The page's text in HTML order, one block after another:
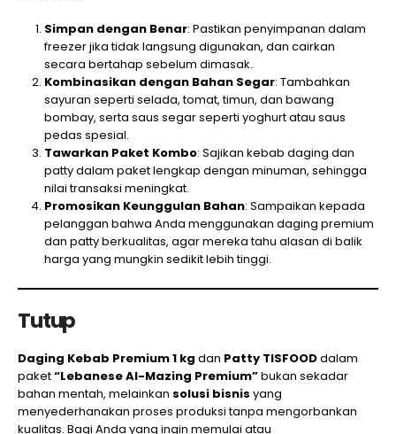
Simpan dengan Benar: Pastikan penyimpanan dalam
freezer jika tidak langsung digunakan, dan cairkan
secara bertahap sebelum dimasak.
Kombinasikan dengan Bahan Segar: Tambahkan
sayuran seperti selada, tomat, timun, dan bawang
bombay, serta saus segar seperti yoghurt atau saus
pedas spesial.
Tawarkan Paket Kombo: Sajikan kebab daging dan
patty dalam paket lengkap dengan minuman, sehingga
nilai transaksi meningkat.
Promosikan Keunggulan Bahan: Sampaikan kepada
pelanggan bahwa Anda menggunakan daging premium
dan patty berkualitas, agar mereka tahu alasan di balik
harga yang mungkin sedikit lebih tinggi.
Tutup
Daging Kebab Premium 1 kg dan Patty TISFOODdalam
paket“Lebanese Al-Mazing Premium”bukan sekadar
bahan mentah, melainkan solusi bisnis yang
menyederhanakan proses produksi tanpa mengorbankan
kualitas. Bagi Anda yang ingin memulai atau